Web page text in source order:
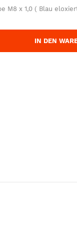
M8 x 1,0 ( Blau
IN DEN